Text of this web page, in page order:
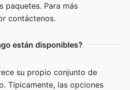
paquetes. Para más
contáctenos.
están disponibles?
su propio conjunto de
Típicamente, las opciones